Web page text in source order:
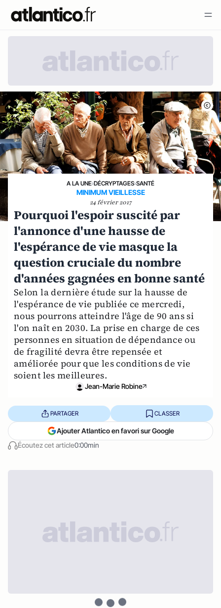
A LA UNE›DÉCRYPTAGES›SANTÉ
MINIMUM VIEILLESSE
24 février 2017
Pourquoi l'espoir suscité par
l'annonce d'une hausse de
l'espérance de vie masque la
question cruciale du nombre
d'années gagnées en bonne santé
Selon la dernière étude sur la hausse de
l'espérance de vie publiée ce mercredi,
nous pourrons atteindre l'âge de 90 ans si
l'on naît en 2030. La prise en charge de ces
personnes en situation de dépendance ou
de fragilité devra être repensée et
améliorée pour que les conditions de vie
soient les meilleures.
Jean-Marie Robine
Écoutez cet article0:00min
PARTAGER CLASSER
Ajouter Atlantico en favori sur Google